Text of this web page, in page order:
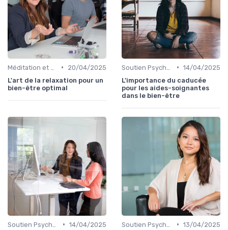
•
20/04/2025
L'art de la relaxation pour un
bien-être optimal
• 14/04/2025
L'importance du caducée
pour les aides-soignantes
dans le bien-être
• 14/04/2025
• 13/04/2025